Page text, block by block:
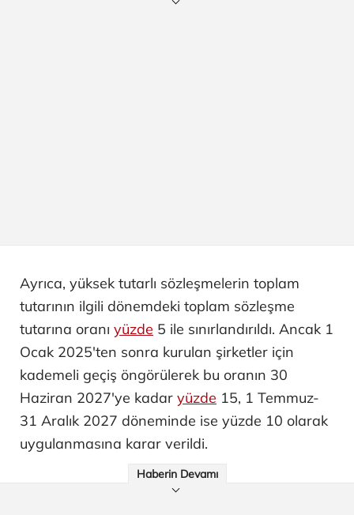
Ayrıca, yüksek tutarlı sözleşmelerin toplam
tutarının ilgili dönemdeki toplam sözleşme
tutarına oranı yüzde 5 ile sınırlandırıldı. Ancak 1
Ocak 2025'ten sonra kurulan şirketler için
kademeli geçiş öngörülerek bu oranın 30
Haziran 2027'ye kadar yüzde 15, 1 Temmuz-
31 Aralık 2027 döneminde ise yüzde 10 olarak
uygulanmasına karar verildi.
Haberin Devamı